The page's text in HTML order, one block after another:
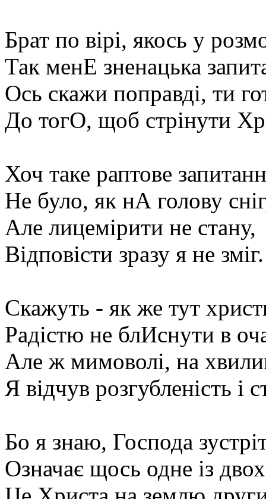
Брат по вірі, якось у
Так менЕ зненацька
Ось скажи поправді, ти
До тогО, щоб стрінути
Хоч таке раптове
Не було, як нА голову
Але лицемірити не стану,
Відповісти зразу я не зміг.
Скажуть - як же тут
Радістю не блИснути в
Але ж мимоволі, на
Я відчув розгубленість і
Бо я знаю, Господа
Означає щось одне із